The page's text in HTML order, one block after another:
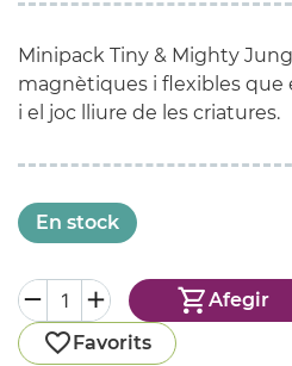
Minipack Tiny & Mighty
magnètiques i flexibles
i el joc lliure de les criatures.
En stock
Afegir
Favorits